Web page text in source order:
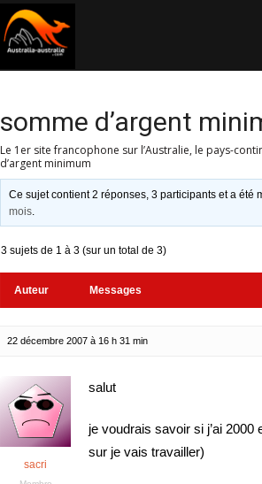
somme d’argent
Le 1er site francophone sur l’Australie, le pays-
d’argent minimum
Ce sujet contient 2 réponses, 3 participants et a été
mois.
3 sujets de 1 à 3 (sur un total de 3)
Auteur Messages
22 décembre 2007 à 16 h 31 min
sacri
salut
je voudrais savoir si j’ai
sur je vais travailler)